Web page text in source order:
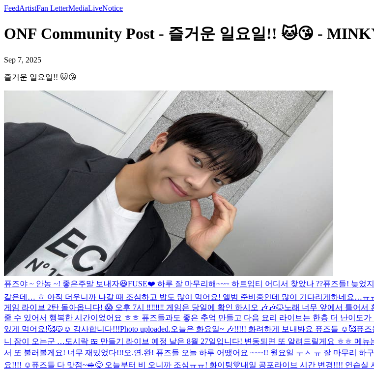
FeedArtistFan LetterMediaLiveNotice
ONF Community Post - 즐거운 일요일!! 🐱😘 -
Sep 7, 2025
즐거운 일요일!! 🐱😘
퓨즈야 ~ 안농 ~! 좋은주말 보내자😆FUSE❤️ 하루 잘 마무리해~~~ 하트임티 어디서 찾았나 ??퓨즈들! 늦었
같은데… ㅎ 아직 더우니까 나갈 때 조심하고 밥도 많이 먹어요! 앨범 준비중인데 많이 기다리게하네요…ㅠ
게임 라이브 2탄 돌아옵니다! 😱 오후 7시 ‼️‼️‼️‼️ 게임은 당일에 확인 하시오 🎶🎶🐱노래 너무 앞에서 틀어서
줄 수 있어서 행복한 시간이었어요 ㅎㅎ 퓨즈들과도 좋은 추억 만들고 다음 요리 라이브는 한층 더 난이도
있게 먹어요!🥰🐱☺️ 감사합니다!!!Photo uploaded.오늘은 화요일~ 🎶!!!!! 화려하게 보내봐요 퓨즈들 ☺️🥰퓨즈
니 잠이 오는군 …도시락 🍱 만들기 라이브 예정 날은 8월 27일입니다! 변동되면 또 알려드릴게요 ㅎㅎ 메뉴
서 또 불러볼게요! 너무 재밌었다!!!오.연.완! 퓨즈들 오늘 하루 어땠어요 ~~~!! 월요일 ㅜㅅ ㅠ 잘 마무리 하
요!!!! ☺️ 퓨즈들 다 맛점~🥪😋 오늘부터 비 오니까 조심ㅠㅠ! 화이팅💙내일 공포라이브 시간 변경!!!! 연습실